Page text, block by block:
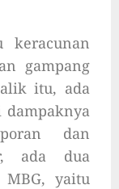
keracunan
gampang
itu, ada
dan
ada dua
yaitu